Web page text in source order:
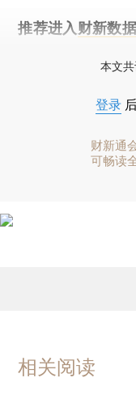
推荐进入 财新数
本文
登录
财新通
可畅读
相关阅读